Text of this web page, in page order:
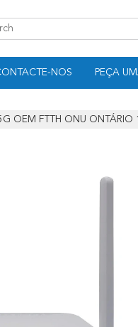
NOS PEÇA
OEM FTTH ONU ONTÁRIO